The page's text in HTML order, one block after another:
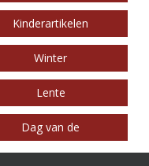
Kinderartikelen
Winter
Lente
Dag van de